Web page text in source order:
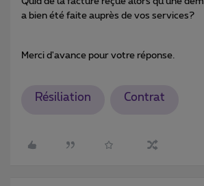
a bien été faite auprès de vos services?
Merci d'avance pour votre réponse.
Résiliation Contrat